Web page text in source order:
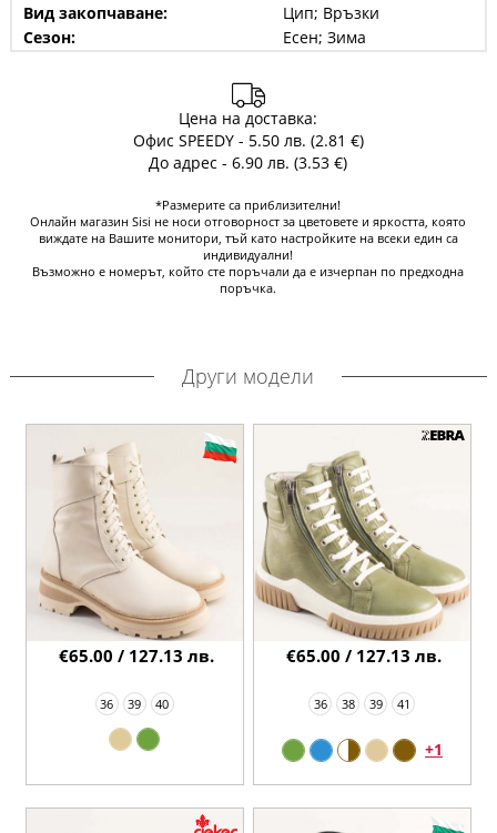
Вид закопчаване:
Цип; Връзки
Сезон:
Есен; Зима
Цена на доставка:
Офис SPEEDY - 5.50 лв. (2.81 €)
До адрес - 6.90 лв. (3.53 €)
*Размерите са приблизителни!
Онлайн магазин Sisi не носи отговорност за цветовете и яркостта, която
виждате на Вашите монитори, тъй като настройките на всеки един са
индивидуални!
Възможно е номерът, който сте поръчали да е изчерпан по предходна
поръчка.
Други модели
36 39 40
€65.00 / 127.13 лв.
36 38 39 41
+1
€65.00 / 127.13 лв.